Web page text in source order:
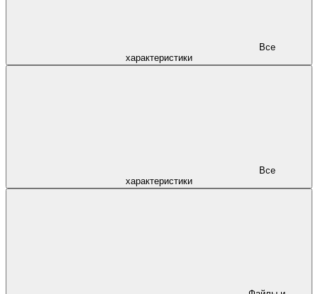
характеристики
характеристики